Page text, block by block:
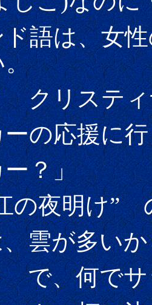
語は、女
。
リスティ
の応援に行
？」
夜明け”
雲が多いか
、何でサ